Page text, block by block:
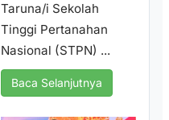
Taruna/i Sekolah
Tinggi Pertanahan
Nasional (STPN) ...
Baca Selanjutnya